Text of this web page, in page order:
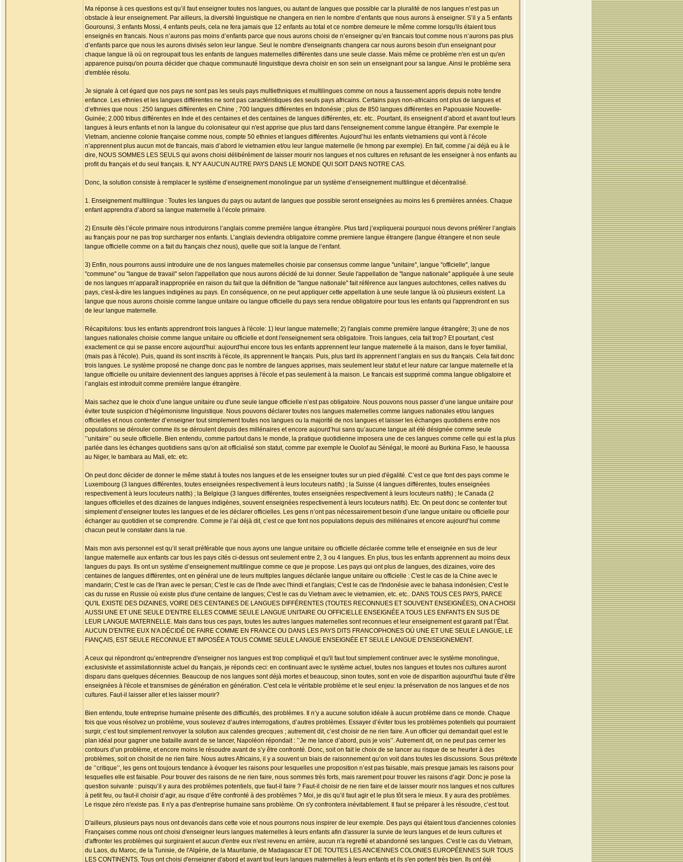
Ma réponse à ces questions est qu’il faut enseigner toutes nos langues, ou autant de langues que possible car la pluralité de nos langues n’est pas un
obstacle à leur enseignement. Par ailleurs, la diversité linguistique ne changera en rien le nombre d’enfants que nous aurons à enseigner. S’il y a 5 enfants
Gourounsi, 3 enfants Mossi, 4 enfants peuls, cela ne fera jamais que 12 enfants au total et ce nombre demeure le même comme lorsqu'ils étaient tous
enseignés en francais. Nous n’aurons pas moins d’enfants parce que nous aurons choisi de n’enseigner qu’en francais tout comme nous n’aurons pas plus
d’enfants parce que nous les aurons divisés selon leur langue. Seul le nombre d'enseignants changera car nous aurons besoin d'un enseignant pour
chaque langue là où on regroupait tous les enfants de langues maternelles différentes dans une seule classe. Mais même ce problème n'en est un qu'en
apparence puisqu'on pourra décider que chaque communauté linguistique devra choisir en son sein un enseignant pour sa langue. Ainsi le problème sera
d'emblée résolu.
Je signale à cet égard que nos pays ne sont pas les seuls pays multiethniques et multilingues comme on nous a faussement appris depuis notre tendre
enfance. Les ethnies et les langues différentes ne sont pas caractéristiques des seuls pays africains. Certains pays non-africains ont plus de langues et
d’ethnies que nous : 250 langues différentes en Chine ; 700 langues différentes en Indonésie ; plus de 850 langues différentes en Papouasie Nouvelle-
Guinée; 2.000 tribus différentes en Inde et des centaines et des centaines de langues différentes, etc. etc.. Pourtant, ils enseignent d’abord et avant tout leurs
langues à leurs enfants et non la langue du colonisateur qui n'est apprise que plus tard dans l'enseignement comme langue étrangère. Par exemple le
Vietnam, ancienne colonie française comme nous, compte 50 ethnies et langues différentes. Aujourd’hui les enfants vietnamiens qui vont à l’école
n’apprennent plus aucun mot de francais, mais d’abord le vietnamien et/ou leur langue maternelle (le hmong par exemple). En fait, comme j’ai déjà eu à le
dire, NOUS SOMMES LES SEULS qui avons choisi délibérément de laisser mourir nos langues et nos cultures en refusant de les enseigner à nos enfants au
profit du français et du seul français. IL N'Y A AUCUN AUTRE PAYS DANS LE MONDE QUI SOIT DANS NOTRE CAS.
Donc, la solution consiste à remplacer le système d’enseignement monolingue par un système d’enseignement multilingue et décentralisé.
1. Enseignement multilingue : Toutes les langues du pays ou autant de langues que possible seront enseignées au moins les 6 premières années. Chaque
enfant apprendra d’abord sa langue maternelle à l’école primaire.
2) Ensuite dès l’école primaire nous introduirons l’anglais comme première langue étrangère. Plus tard j’expliquerai pourquoi nous devons préférer l’anglais
au français pour ne pas trop surcharger nos enfants. L’anglais deviendra obligatoire comme premiere langue étrangere (langue étrangere et non seule
langue officielle comme on a fait du français chez nous), quelle que soit la langue de l’enfant.
3) Enfin, nous pourrons aussi introduire une de nos langues maternelles choisie par consensus comme langue ''unitaire'', langue ''officielle'', langue
''commune'' ou ''langue de travail'' selon l'appellation que nous aurons décidé de lui donner. Seule l'appellation de ''langue nationale'' appliquée à une seule
de nos langues m’apparaît inappropriée en raison du fait que la définition de ''langue nationale'' fait référence aux langues autochtones, celles natives du
pays, c'est-à-dire les langues indigènes au pays. En conséquence, on ne peut appliquer cette appellation à une seule langue là où plusieurs existent. La
langue que nous aurons choisie comme langue unitaire ou langue officielle du pays sera rendue obligatoire pour tous les enfants qui l'apprendront en sus
de leur langue maternelle.
Récapitulons: tous les enfants apprendront trois langues à l'école: 1) leur langue maternelle; 2) l'anglais comme première langue étrangère; 3) une de nos
langues nationales choisie comme langue unitaire ou officielle et dont l'enseignement sera obligatoire. Trois langues, cela fait trop? Et pourtant, c'est
exactement ce qui se passe encore aujourd'hui: aujourd'hui encore tous les enfants apprennent leur langue maternelle à la maison, dans le foyer familial,
(mais pas à l'école). Puis, quand ils sont inscrits à l'école, ils apprennent le français. Puis, plus tard ils apprennent l’anglais en sus du français. Cela fait donc
trois langues. Le système proposé ne change donc pas le nombre de langues apprises, mais seulement leur statut et leur nature car langue maternelle et la
langue officielle ou unitaire deviennent des langues apprises à l'école et pas seulement à la maison. Le francais est supprimé comma langue obligatoire et
l’anglais est introduit comme première langue étrangère.
Mais sachez que le choix d’une langue unitaire ou d'une seule langue officielle n’est pas obligatoire. Nous pouvons nous passer d’une langue unitaire pour
éviter toute suspicion d’hégémonisme linguistique. Nous pouvons déclarer toutes nos langues maternelles comme langues nationales et/ou langues
officielles et nous contenter d’enseigner tout simplement toutes nos langues ou la majorité de nos langues et laisser les échanges quotidiens entre nos
populations se dérouler comme ils se déroulent depuis des millénaires et encore aujourd’hui sans qu’aucune langue ait été désignée comme seule
’’unitaire’’ ou seule officielle. Bien entendu, comme partout dans le monde, la pratique quotidienne imposera une de ces langues comme celle qui est la plus
parlée dans les échanges quotidiens sans qu'on ait officialisé son statut, comme par exemple le Ouolof au Sénégal, le mooré au Burkina Faso, le haoussa
au Niger, le bambara au Mali, etc. etc.
On peut donc décider de donner le même statut à toutes nos langues et de les enseigner toutes sur un pied d'égalité. C’est ce que font des pays comme le
Luxembourg (3 langues différentes, toutes enseignées respectivement à leurs locuteurs natifs) ; la Suisse (4 langues différentes, toutes enseignées
respectivement à leurs locuteurs natifs) ; la Belgique (3 langues différentes, toutes enseignées respectivement à leurs locuteurs natifs) ; le Canada (2
langues officielles et des dizaines de langues indigènes, souvent enseignées respectivement à leurs locuteurs natifs). Etc. On peut donc se contenter tout
simplement d’enseigner toutes les langues et de les déclarer officielles. Les gens n’ont pas nécessairement besoin d’une langue unitaire ou officielle pour
échanger au quotidien et se comprendre. Comme je l’ai déjà dit, c’est ce que font nos populations depuis des millénaires et encore aujourd’hui comme
chacun peut le constater dans la rue.
Mais mon avis personnel est qu’il serait préférable que nous ayons une langue unitaire ou officielle déclarée comme telle et enseignée en sus de leur
langue maternelle aux enfants car tous les pays cités ci-dessus ont seulement entre 2, 3 ou 4 langues. En plus, tous les enfants apprennent au moins deux
langues du pays. Ils ont un système d’enseignement multilingue comme ce que je propose. Les pays qui ont plus de langues, des dizaines, voire des
centaines de langues différentes, ont en général une de leurs multiples langues déclarée langue unitaire ou officielle : C'est le cas de la Chine avec le
mandarin; C'est le cas de l'Iran avec le persan; C'est le cas de l'Inde avec l'hindi et l'anglais; C'est le cas de l'Indonésie avec le bahasa indonésien; C'est le
cas du russe en Russie où existe plus d'une centaine de langues; C'est le cas du Vietnam avec le vietnamien, etc. etc.. DANS TOUS CES PAYS, PARCE
QU'IL EXISTE DES DIZAINES, VOIRE DES CENTAINES DE LANGUES DIFFÉRENTES (TOUTES RECONNUES ET SOUVENT ENSEIGNÉES), ON A CHOISI
AUSSI UNE ET UNE SEULE D'ENTRE ELLES COMME SEULE LANGUE UNITAIRE OU OFFICIELLE ENSEIGNÉE A TOUS LES ENFANTS EN SUS DE
LEUR LANGUE MATERNELLE. Mais dans tous ces pays, toutes les autres langues maternelles sont reconnues et leur enseignement est garanti pat l’État.
AUCUN D'ENTRE EUX N'A DÉCIDÉ DE FAIRE COMME EN FRANCE OU DANS LES PAYS DITS FRANCOPHONES OÙ UNE ET UNE SEULE LANGUE, LE
FIANÇAIS, EST SEULE RECONNUE ET IMPOSÉE A TOUS COMME SEULE LANGUE ENSEIGNÉE ET SEULE LANGUE D'ENSEIGNEMENT.
A ceux qui répondront qu’entreprendre d'enseigner nos langues est trop compliqué et qu'il faut tout simplement continuer avec le système monolingue,
exclusiviste et assimilationniste actuel du français, je réponds ceci: en continuant avec le système actuel, toutes nos langues et toutes nos cultures auront
disparu dans quelques décennies. Beaucoup de nos langues sont déjà mortes et beaucoup, sinon toutes, sont en voie de disparition aujourd'hui faute d’être
enseignées à l'école et transmises de génération en génération. C'est cela le véritable problème et le seul enjeu: la préservation de nos langues et de nos
cultures. Faut-il laisser aller et les laisser mourir?
Bien entendu, toute entreprise humaine présente des difficultés, des problèmes. Il n’y a aucune solution idéale à aucun problème dans ce monde. Chaque
fois que vous résolvez un problème, vous soulevez d’autres interrogations, d’autres problèmes. Essayer d’éviter tous les problèmes potentiels qui pourraient
surgir, c’est tout simplement renvoyer la solution aux calendes grecques ; autrement dit, c’est choisir de ne rien faire. A un officier qui demandait quel est le
plan idéal pour gagner une bataille avant de se lancer, Napoléon répondait : ’’Je me lance d’abord, puis je vois’’. Autrement dit, on ne peut pas cerner les
contours d’un problème, et encore moins le résoudre avant de s’y être confronté. Donc, soit on fait le choix de se lancer au risque de se heurter à des
problèmes, soit on choisit de ne rien faire. Nous autres Africains, il y a souvent un biais de raisonnement qu’on voit dans toutes les discussions. Sous prétexte
de ’’critique’’, les gens ont toujours tendance à évoquer les raisons pour lesquelles une proposition n’est pas faisable, mais presque jamais les raisons pour
lesquelles elle est faisable. Pour trouver des raisons de ne rien faire, nous sommes très forts, mais rarement pour trouver les raisons d’agir. Donc je pose la
question suivante : puisqu’il y aura des problèmes potentiels, que faut-il faire ? Faut-il choisir de ne rien faire et de laisser mourir nos langues et nos cultures
à petit feu, ou faut-il choisir d’agir, au risque d’être confronté à des problèmes ? Moi, je dis qu’il faut agir et le plus tôt sera le mieux. Il y aura des problèmes.
Le risque zéro n'existe pas. Il n'y a pas d'entreprise humaine sans problème. On s'y confrontera inévitablement. Il faut se préparer à les résoudre, c’est tout.
D'ailleurs, plusieurs pays nous ont devancés dans cette voie et nous pourrons nous inspirer de leur exemple. Des pays qui étaient tous d'anciennes colonies
Françaises comme nous ont choisi d'enseigner leurs langues maternelles à leurs enfants afin d'assurer la survie de leurs langues et de leurs cultures et
d'affronter les problèmes qui surgiraient et aucun d'entre eux n'est revenu en arrière, aucun n'a regretté et abandonné ses langues. C'est le cas du Vietnam,
du Laos, du Maroc, de la Tunisie, de l'Algérie, de la Mauritanie, de Madagascar ET DE TOUTES LES ANCIENNES COLONIES EUROPÉENNES SUR TOUS
LES CONTINENTS. Tous ont choisi d'enseigner d'abord et avant tout leurs langues maternelles à leurs enfants et ils s'en portent très bien. Ils ont été